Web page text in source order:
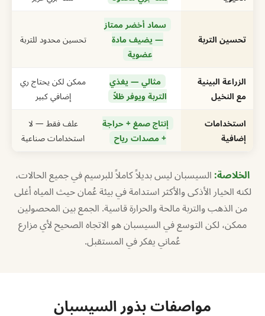
تحسين التربة
سماد أخضر ممتاز
— يضيف مادة
عضوية
تحسين محدود للتربة
الزراعة البينية
مع النخيل
مثالي — يغذي
التربة ويوفر ظلاً
ممكن لكن يحتاج ري
إضافي كبير
استخدامات
إضافية
إنتاج صمغ + حراجة
+ مصدات رياح
علف فقط — لا
استخدامات صناعية
الخلاصة: السيسبان ليس بديلاً كاملاً للبرسيم في جميع الحالات،
لكنه الخيار الأذكى والأكثر استدامة في بيئة عُمان حيث المياه أغلى
من الذهب والتربة مالحة والحرارة قاسية. الجمع بين المحصولين
ممكن، لكن التوسع في السيسبان هو الاتجاه الصحيح لأي مزارع
عُماني يفكر في المستقبل.
مواصفات بذور السيسبان